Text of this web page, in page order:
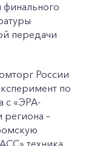
передачи
России
по
с «ЭРА-
–
техника